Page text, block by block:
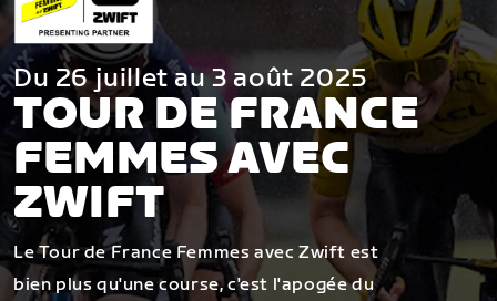
Du 26 juillet au 3 août 2025
TOUR DE FRANCE
FEMMES AVEC
ZWIFT
Le Tour de France Femmes avec Zwift est
bien plus qu'une course, c'est l'apogée du